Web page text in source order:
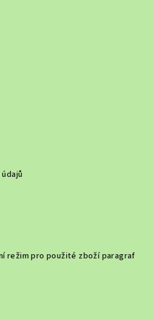
režim pro použité zboží paragraf